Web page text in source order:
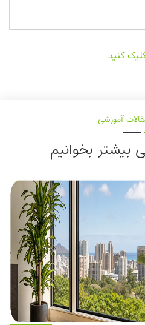
کنید
آموزشی
بیشتر بخوانیم